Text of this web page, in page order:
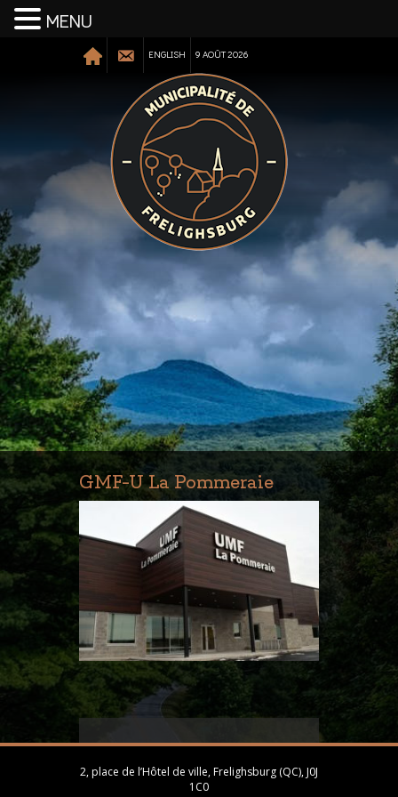
ENGLISH 9 AOÛT 2026
GMF-U La Pommeraie
2, place de l’Hôtel de ville, Frelighsburg (QC), J0J
1C0
MENU